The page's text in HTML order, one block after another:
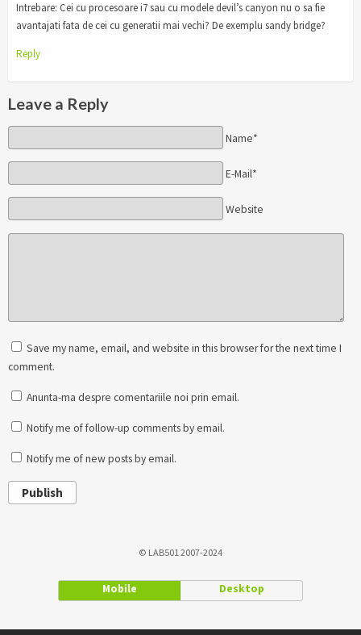
Intrebare: Cei cu procesoare i7 sau cu modele devil’s canyon nu o sa fie
avantajati fata de cei cu generatii mai vechi? De exemplu sandy bridge?
Reply
Leave a Reply
Name*
E-Mail*
Website
Save my name, email, and website in this browser for the next time I
comment.
Anunta-ma despre comentariile noi prin email.
Notify me of follow-up comments by email.
Notify me of new posts by email.
Publish
© LAB501 2007-2024
Mobile Desktop